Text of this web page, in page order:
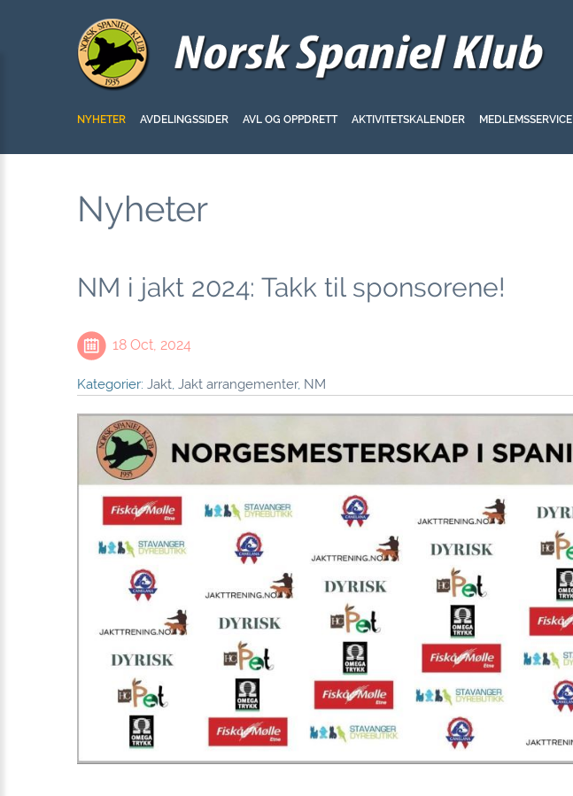
NYHETER AVDELINGSSIDER AVL OG OPPDRETT AKTIVITETSKALENDER MEDLEMSSERVICE
Nyheter
NM i jakt 2024: Takk til sponsorene!
18 Oct, 2024
Kategorier: Jakt, Jakt arrangementer, NM